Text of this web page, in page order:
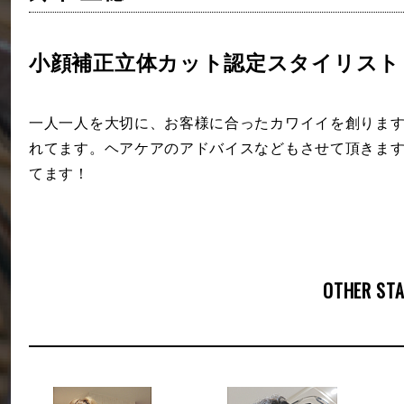
小顔補正立体カット認定スタイリスト
一人一人を大切に、お客様に合ったカワイイを創りま
れてます。ヘアケアのアドバイスなどもさせて頂きま
てます！
OTHER